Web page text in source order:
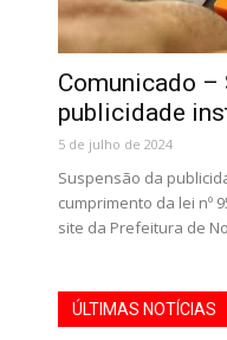
Comunicado –
publicidade
5 de julho de 2024
Suspensão da
cumprimento da lei nº
site da Prefeitura de
ÚLTIMAS NOTÍCIAS